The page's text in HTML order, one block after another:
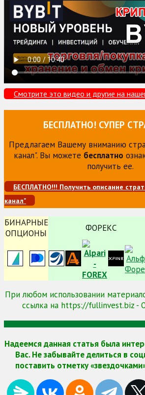
Смотрите это видео и другие на
БЕСПЛАТНО! СУПЕР
Предлагаем Вашему вниманию
канал". Вы можете бесплатно
получить ее.
БЕСПЛАТНО!!! Получить описание
канал"
БИНАРНЫЕ
ОПЦИОНЫ
ФОРЕКС
При любом использовании
ссылка на https://fullinvest.biz -
Надеемся данная статья была
Вас. Не забывайте делиться в
поставить отметку